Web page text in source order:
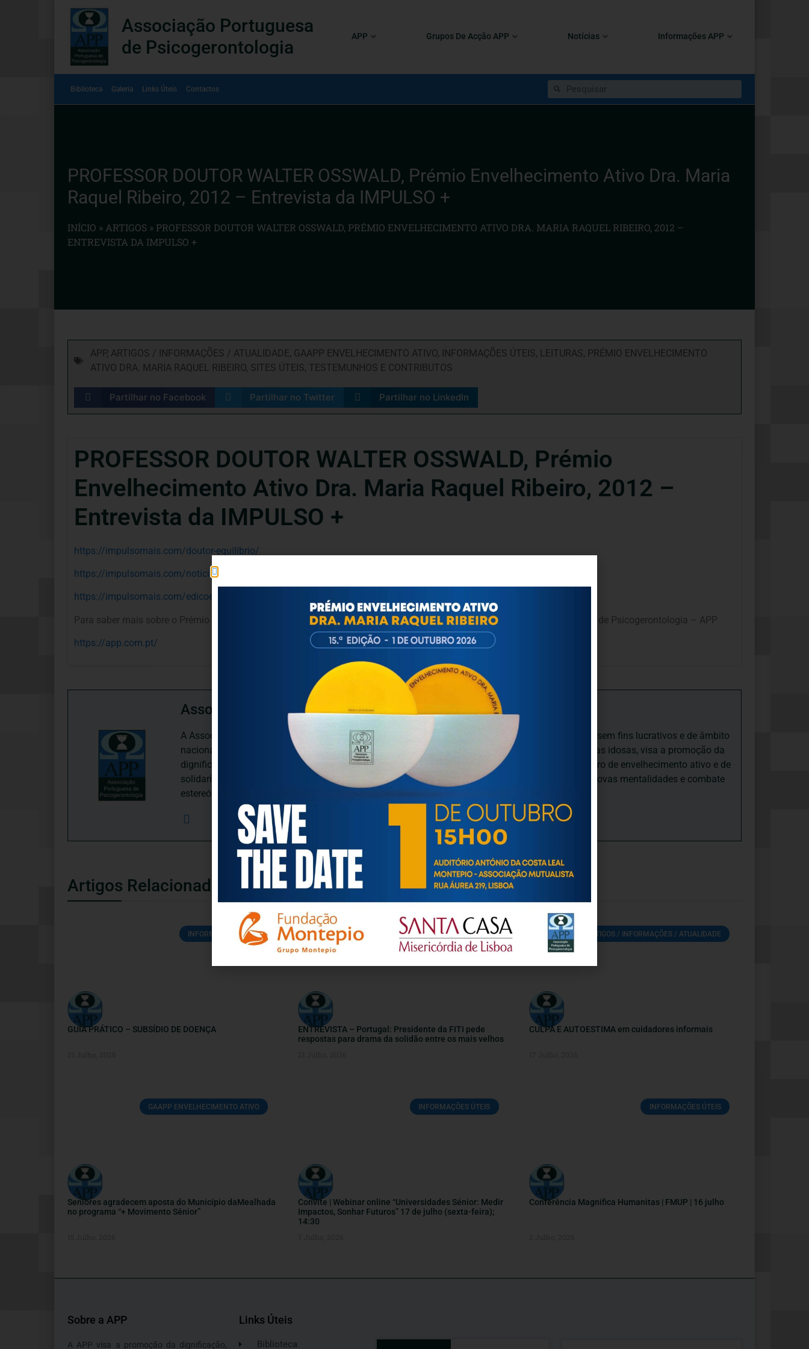
Associação Portuguesa
de Psicogerontologia
APP Grupos De Acção APP Notícias Informações APP
Biblioteca Galeria Links Úteis Contactos
PROFESSOR DOUTOR WALTER OSSWALD, Prémio Envelhecimento Ativo Dra. Maria
Raquel Ribeiro, 2012 – Entrevista da IMPULSO +
INÍCIO » ARTIGOS » PROFESSOR DOUTOR WALTER OSSWALD, PRÉMIO ENVELHECIMENTO ATIVO DRA. MARIA RAQUEL RIBEIRO, 2012 –
ENTREVISTA DA IMPULSO +
APP, ARTIGOS / INFORMAÇÕES / ATUALIDADE, GAAPP ENVELHECIMENTO ATIVO, INFORMAÇÕES ÚTEIS, LEITURAS, PRÉMIO ENVELHECIMENTO
ATIVO DRA. MARIA RAQUEL RIBEIRO, SITES ÚTEIS, TESTEMUNHOS E CONTRIBUTOS
Partilhar no Facebook Partilhar no Twitter Partilhar no LinkedIn
PROFESSOR DOUTOR WALTER OSSWALD, Prémio
Envelhecimento Ativo Dra. Maria Raquel Ribeiro, 2012 –
Entrevista da IMPULSO +
https://impulsomais.com/doutor-equilibrio/
https://impulsomais.com/noticias/jovens-para-sempre/
https://impulsomais.com/edicoes/
Para saber mais sobre o Prémio Envelhecimento Ativo Dra. Maria Raquel Ribeiro, consulte o site da Associação Portuguesa de Psicogerontologia – APP
https://app.com.pt/
Associação Portuguesa de Psicogerontologia
A Associação Portuguesa de Psicogerontologia-APP, Instituição Particular de Solidariedade Social sem fins lucrativos e de âmbito
nacional, dedica-se às questões biopsicológicas e sociais inerentes ao envelhecimento e às pessoas idosas, visa a promoção da
dignificação, respeito, saúde, autonomia, participação e segurança das pessoas idosas, num quadro de envelhecimento ativo e de
solidariedade intergeracional, e de uma sociedade mais inclusiva para todas as idades, promove novas mentalidades e combate
estereótipos negativos relativamente à idade e ao envelhecimento.
Artigos Relacionados
INFORMAÇÕES ÚTEIS
GUIA PRÁTICO – SUBSÍDIO DE DOENÇA
TESTEMUNHOS E CONTRIBUTOS
ENTREVISTA – Portugal: Presidente da FITI pede
respostas para drama da solidão entre os mais velhos
ARTIGOS / INFORMAÇÕES / ATUALIDADE
CULPA E AUTOESTIMA em cuidadores informais
GAAPP ENVELHECIMENTO ATIVO
Seniores agradecem aposta do Município daMealhada
no programa “+ Movimento Sénior”
INFORMAÇÕES ÚTEIS
Convite | Webinar online “Universidades Sénior: Medir
Impactos, Sonhar Futuros” 17 de julho (sexta-feira);
14:30
INFORMAÇÕES ÚTEIS
Conferência Magnifica Humanitas | FMUP | 16 julho
Sobre a APP
A APP visa a promoção da dignificação,
Links Úteis
Biblioteca